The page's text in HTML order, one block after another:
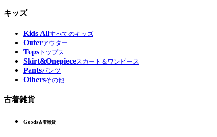
キッズ
Kids Allすべてのキッズ
Outerアウター
Tops トップス
Skirt&Onepieceスカート＆ワンピース
Pantsパンツ
Othersその他
古着雑貨
Goods古着雑貨